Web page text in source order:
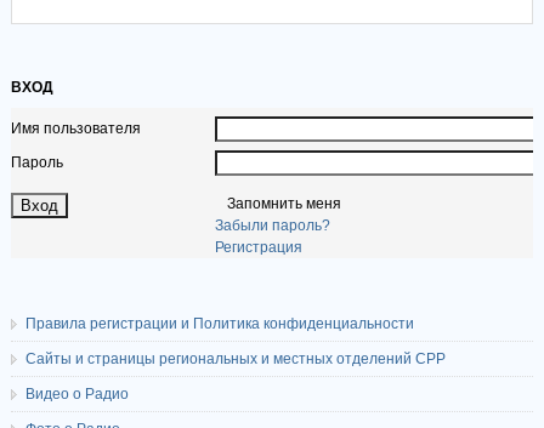
ВХОД
Имя пользователя
Пароль
Запомнить меня
Забыли пароль?
Регистрация
Правила регистрации и Политика конфиденциальности
Сайты и страницы региональных и местных отделений СРР
Видео о Радио